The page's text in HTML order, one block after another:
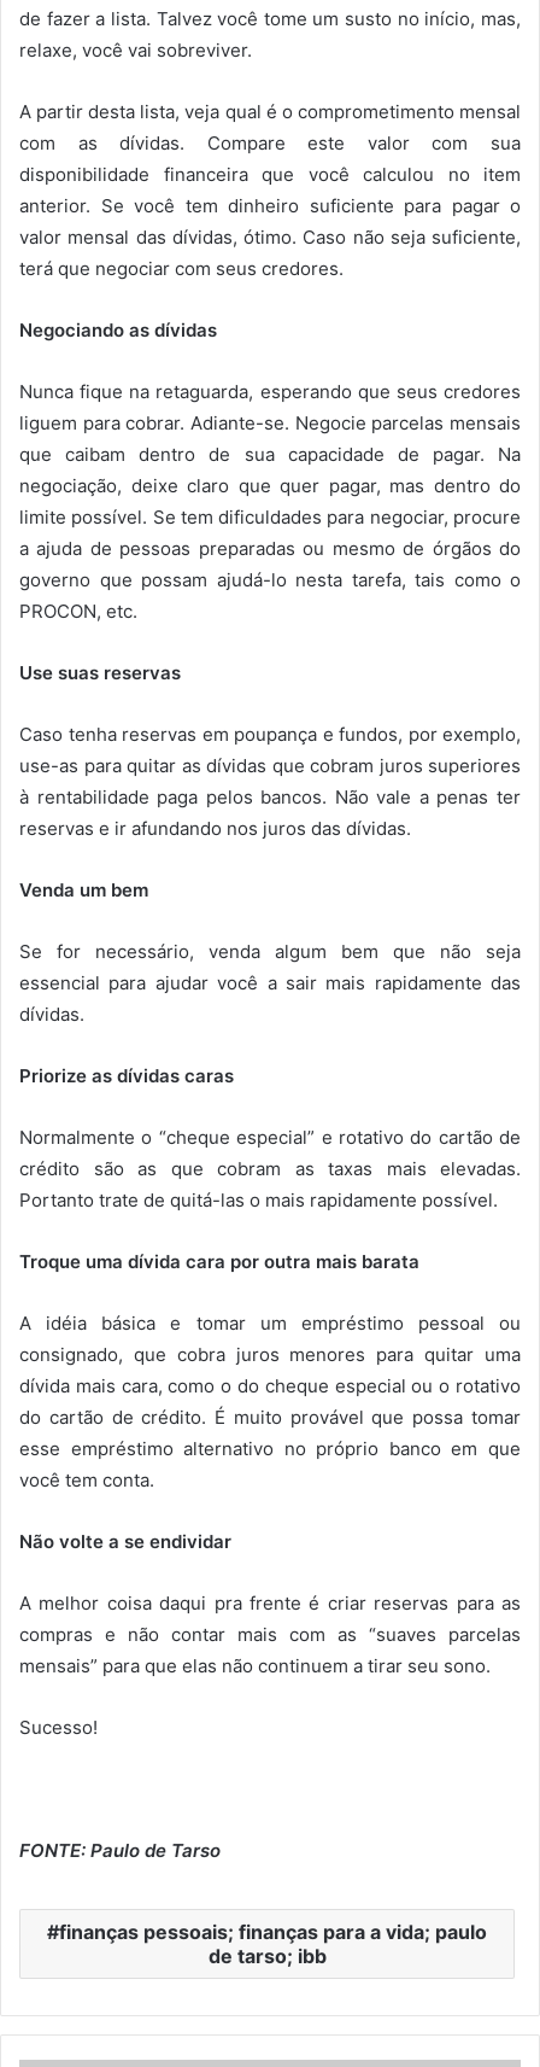
de fazer a lista. Talvez você tome um susto no início, mas,
relaxe, você vai sobreviver.
A partir desta lista, veja qual é o comprometimento mensal
com as dívidas. Compare este valor com sua
disponibilidade financeira que você calculou no item
anterior. Se você tem dinheiro suficiente para pagar o
valor mensal das dívidas, ótimo. Caso não seja suficiente,
terá que negociar com seus credores.
Negociando as dívidas
Nunca fique na retaguarda, esperando que seus credores
liguem para cobrar. Adiante-se. Negocie parcelas mensais
que caibam dentro de sua capacidade de pagar. Na
negociação, deixe claro que quer pagar, mas dentro do
limite possível. Se tem dificuldades para negociar, procure
a ajuda de pessoas preparadas ou mesmo de órgãos do
governo que possam ajudá-lo nesta tarefa, tais como o
PROCON, etc.
Use suas reservas
Caso tenha reservas em poupança e fundos, por exemplo,
use-as para quitar as dívidas que cobram juros superiores
à rentabilidade paga pelos bancos. Não vale a penas ter
reservas e ir afundando nos juros das dívidas.
Venda um bem
Se for necessário, venda algum bem que não seja
essencial para ajudar você a sair mais rapidamente das
dívidas.
Priorize as dívidas caras
Normalmente o “cheque especial” e rotativo do cartão de
crédito são as que cobram as taxas mais elevadas.
Portanto trate de quitá-las o mais rapidamente possível.
Troque uma dívida cara por outra mais barata
A idéia básica e tomar um empréstimo pessoal ou
consignado, que cobra juros menores para quitar uma
dívida mais cara, como o do cheque especial ou o rotativo
do cartão de crédito. É muito provável que possa tomar
esse empréstimo alternativo no próprio banco em que
você tem conta.
Não volte a se endividar
A melhor coisa daqui pra frente é criar reservas para as
compras e não contar mais com as “suaves parcelas
mensais” para que elas não continuem a tirar seu sono.
Sucesso!
FONTE: Paulo de Tarso
finanças pessoais; finanças para a vida; paulo
de tarso; ibb